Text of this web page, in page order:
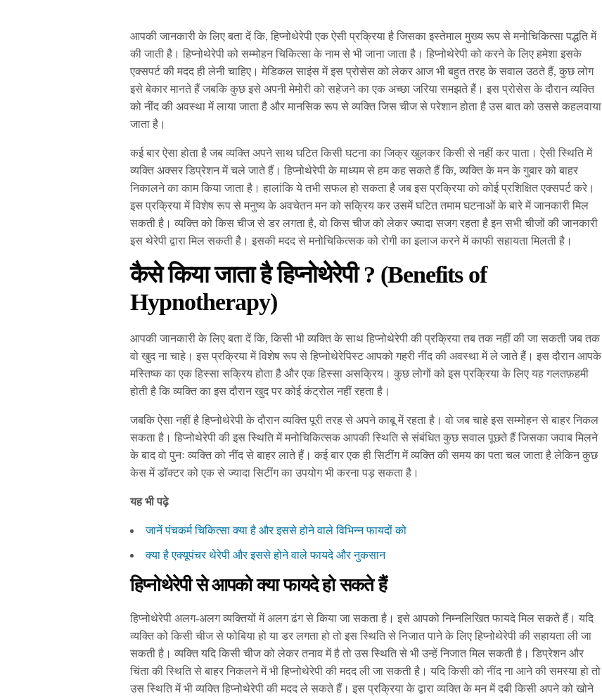
आपकी जानकारी के लिए बता दें कि, हिप्नोथेरेपी एक ऐसी प्रक्रिया है जिसका इस्तेमाल मुख्य रूप से मनोचिकित्सा पद्धति में
की जाती है। हिप्नोथेरेपी को सम्मोहन चिकित्सा के नाम से भी जाना जाता है। हिप्नोथेरेपी को करने के लिए हमेशा इसके
एक्सपर्ट की मदद ही लेनी चाहिए। मेडिकल साइंस में इस प्रोसेस को लेकर आज भी बहुत तरह के सवाल उठते हैं, कुछ लोग
इसे बेकार मानते हैं जबकि कुछ इसे अपनी मेमोरी को सहेजने का एक अच्छा जरिया समझते हैं। इस प्रोसेस के दौरान व्यक्ति
को नींद की अवस्था में लाया जाता है और मानसिक रूप से व्यक्ति जिस चीज से परेशान होता है उस बात को उससे कहलवाया
जाता है।
कई बार ऐसा होता है जब व्यक्ति अपने साथ घटित किसी घटना का जिक्र खुलकर किसी से नहीं कर पाता। ऐसी स्थिति में
व्यक्ति अक्सर डिप्रेशन में चले जाते हैं। हिप्नोथेरेपी के माध्यम से हम कह सकते हैं कि, व्यक्ति के मन के गुबार को बाहर
निकालने का काम किया जाता है। हालांकि ये तभी सफल हो सकता है जब इस प्रक्रिया को कोई प्रशिक्षित एक्सपर्ट करे।
इस प्रक्रिया में विशेष रूप से मनुष्य के अवचेतन मन को सक्रिय कर उसमें घटित तमाम घटनाओं के बारे में जानकारी मिल
सकती है। व्यक्ति को किस चीज से डर लगता है, वो किस चीज को लेकर ज्यादा सजग रहता है इन सभी चीजों की जानकारी
इस थेरेपी द्वारा मिल सकती है। इसकी मदद से मनोचिकित्सक को रोगी का इलाज करने में काफी सहायता मिलती है।
कैसे किया जाता है हिप्नोथेरेपी ? (Benefits of
Hypnotherapy)
आपकी जानकारी के लिए बता दें कि, किसी भी व्यक्ति के साथ हिप्नोथेरेपी की प्रक्रिया तब तक नहीं की जा सकती जब तक
वो खुद ना चाहे। इस प्रक्रिया में विशेष रूप से हिप्नोथेरेपिस्ट आपको गहरी नींद की अवस्था में ले जाते हैं। इस दौरान आपके
मस्तिष्क का एक हिस्सा सक्रिय होता है और एक हिस्सा असक्रिय। कुछ लोगों को इस प्रक्रिया के लिए यह गलतफ़हमी
होती है कि व्यक्ति का इस दौरान खुद पर कोई कंट्रोल नहीं रहता है।
जबकि ऐसा नहीं है हिप्नोथेरेपी के दौरान व्यक्ति पूरी तरह से अपने काबू में रहता है। वो जब चाहे इस सम्मोहन से बाहर निकल
सकता है। हिप्नोथेरेपी की इस स्थिति में मनोचिकित्सक आपकी स्थिति से संबंधित कुछ सवाल पूछते हैं जिसका जवाब मिलने
के बाद वो पुनः व्यक्ति को नींद से बाहर लाते हैं। कई बार एक ही सिटींग में व्यक्ति की समय का पता चल जाता है लेकिन कुछ
केस में डॉक्टर को एक से ज्यादा सिटींग का उपयोग भी करना पड़ सकता है।
यह भी पढ़े
जानें पंचकर्म चिकित्सा क्या है और इससे होने वाले विभिन्न फायदों को
क्या है एक्यूपंचर थेरेपी और इससे होने वाले फायदे और नुकसान
हिप्नोथेरेपी से आपको क्या फायदे हो सकते हैं
हिप्नोथेरेपी अलग-अलग व्यक्तियों में अलग ढंग से किया जा सकता है। इसे आपको निम्नलिखित फायदे मिल सकते हैं। यदि
व्यक्ति को किसी चीज से फोबिया हो या डर लगता हो तो इस स्थिति से निजात पाने के लिए हिप्नोथेरेपी की सहायता ली जा
सकती है। व्यक्ति यदि किसी चीज को लेकर तनाव में है तो उस स्थिति से भी उन्हें निजात मिल सकती है। डिप्रेशन और
चिंता की स्थिति से बाहर निकलने में भी हिप्नोथेरेपी की मदद ली जा सकती है। यदि किसी को नींद ना आने की समस्या हो तो
उस स्थिति में भी व्यक्ति हिप्नोथेरेपी की मदद ले सकते हैं। इस प्रक्रिया के द्वारा व्यक्ति के मन में दबी किसी अपने को खोने